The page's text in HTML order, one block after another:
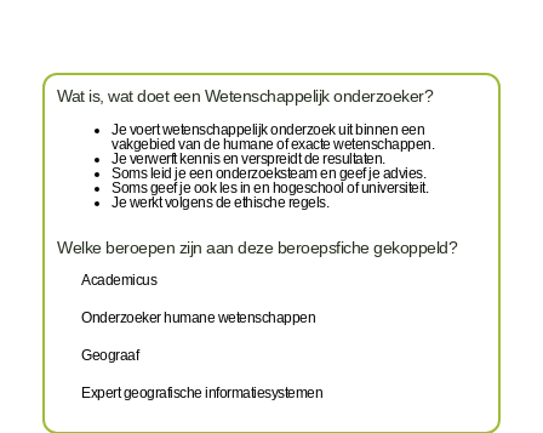
Wat is, wat doet een Wetenschappelijk onderzoeker?
Je voert wetenschappelijk onderzoek uit binnen een
vakgebied van de humane of exacte wetenschappen.
Je verwerft kennis en verspreidt de resultaten.
Soms leid je een onderzoeksteam en geef je advies.
Soms geef je ook les in en hogeschool of universiteit.
Je werkt volgens de ethische regels.
Welke beroepen zijn aan deze beroepsfiche gekoppeld?
Academicus
Onderzoeker humane wetenschappen
Geograaf
Expert geografische informatiesystemen